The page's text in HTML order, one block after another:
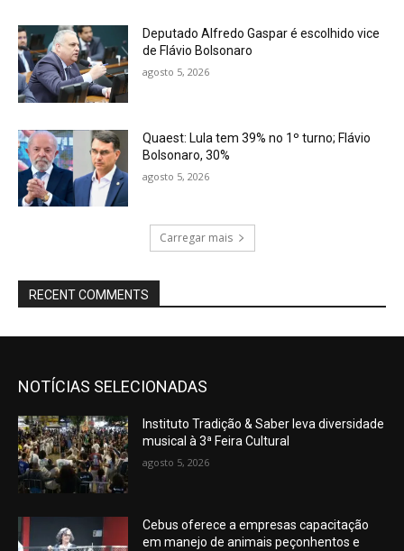
Deputado Alfredo Gaspar é escolhido vice
de Flávio Bolsonaro
agosto 5, 2026
Quaest: Lula tem 39% no 1º turno; Flávio
Bolsonaro, 30%
agosto 5, 2026
Carregar mais
RECENT COMMENTS
NOTÍCIAS SELECIONADAS
Instituto Tradição & Saber leva diversidade
musical à 3ª Feira Cultural
agosto 5, 2026
Cebus oferece a empresas capacitação
em manejo de animais peçonhentos e